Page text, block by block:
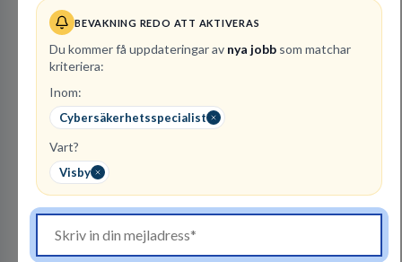
BEVAKNING REDO ATT AKTIVERAS
Du kommer få uppdateringar av nya jobb som matchar
kriteriera:
Inom:
Cybersäkerhetsspecialist
Vart?
Visby
KOMMUNFINANSIERING
1
Kommuninvest är en medlemsorganisation som
företräder den kommunala sektorn i
Besök profil